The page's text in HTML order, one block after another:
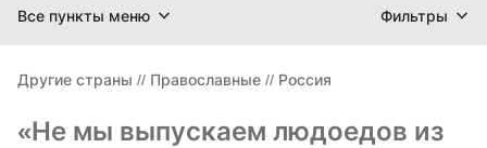
Все пункты меню Фильтры
Другие страны // Православные // Россия
«Не мы выпускаем людоедов из